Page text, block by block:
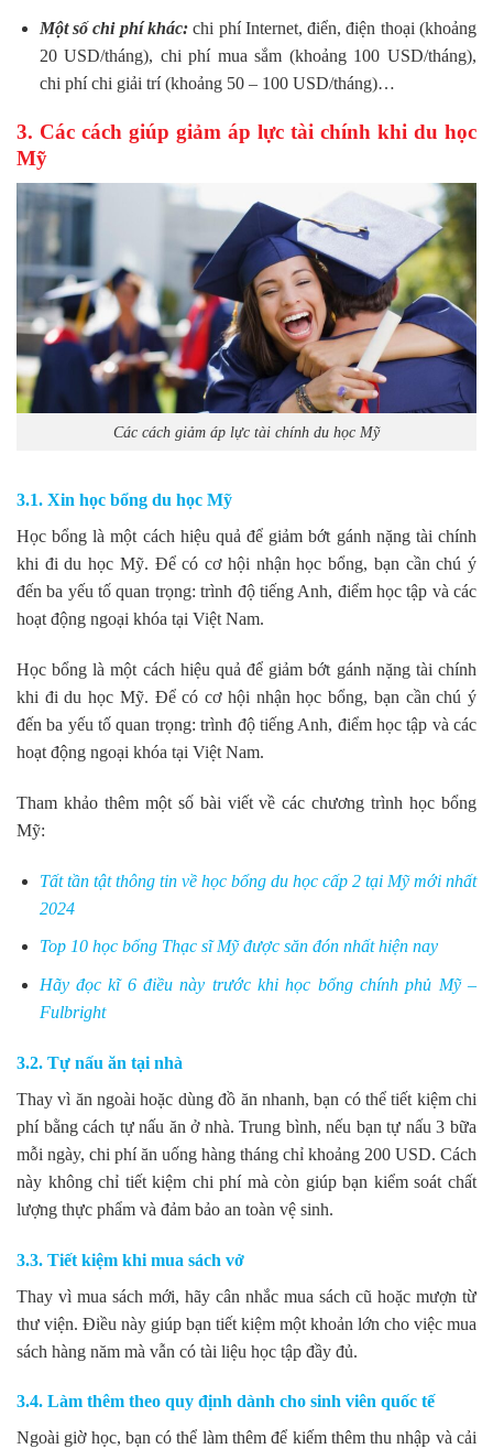
Một số chi phí khác:chi phí Internet, điển, điện thoại (khoảng
20 USD/tháng), chi phí mua sắm (khoảng 100 USD/tháng),
chi phí chi giải trí (khoảng 50 – 100 USD/tháng)…
3. Các cách giúp giảm áp lực tài chính khi du học
Mỹ
Các cách giảm áp lực tài chính du học Mỹ
3.1. Xin học bổng du học Mỹ
Học bổng là một cách hiệu quả để giảm bớt gánh nặng tài chính
khi đi du học Mỹ. Để có cơ hội nhận học bổng, bạn cần chú ý
đến ba yếu tố quan trọng: trình độ tiếng Anh, điểm học tập và các
hoạt động ngoại khóa tại Việt Nam.
Học bổng là một cách hiệu quả để giảm bớt gánh nặng tài chính
khi đi du học Mỹ. Để có cơ hội nhận học bổng, bạn cần chú ý
đến ba yếu tố quan trọng: trình độ tiếng Anh, điểm học tập và các
hoạt động ngoại khóa tại Việt Nam.
Tham khảo thêm một số bài viết về các chương trình học bổng
Mỹ:
Tất tần tật thông tin về học bổng du học cấp 2 tại Mỹ mới nhất
2024
Top 10 học bổng Thạc sĩ Mỹ được săn đón nhất hiện nay
Hãy đọc kĩ 6 điều này trước khi học bổng chính phủ Mỹ –
Fulbright
3.2. Tự nấu ăn tại nhà
Thay vì ăn ngoài hoặc dùng đồ ăn nhanh, bạn có thể tiết kiệm chi
phí bằng cách tự nấu ăn ở nhà. Trung bình, nếu bạn tự nấu 3 bữa
mỗi ngày, chi phí ăn uống hàng tháng chỉ khoảng 200 USD. Cách
này không chỉ tiết kiệm chi phí mà còn giúp bạn kiểm soát chất
lượng thực phẩm và đảm bảo an toàn vệ sinh.
3.3. Tiết kiệm khi mua sách vở
Thay vì mua sách mới, hãy cân nhắc mua sách cũ hoặc mượn từ
thư viện. Điều này giúp bạn tiết kiệm một khoản lớn cho việc mua
sách hàng năm mà vẫn có tài liệu học tập đầy đủ.
3.4. Làm thêm theo quy định dành cho sinh viên quốc tế
Ngoài giờ học, bạn có thể làm thêm để kiếm thêm thu nhập và cải